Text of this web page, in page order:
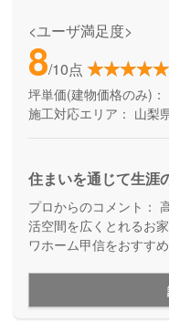
<ユーザ満足度>
8/10点
坪単価(建物価格のみ)：
施工対応エリア： 山梨
住まいを通じて生涯
プロからのコメント：
活空間を広くとれるお
ワホーム甲信をおすす
フォローも充実してい
っており、県内の住宅
ので、土地からお探し